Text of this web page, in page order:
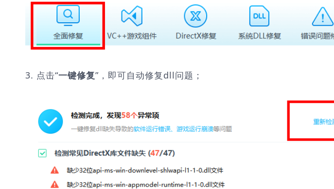
3. 点击“一键修复”，即可自动修复dll问题；